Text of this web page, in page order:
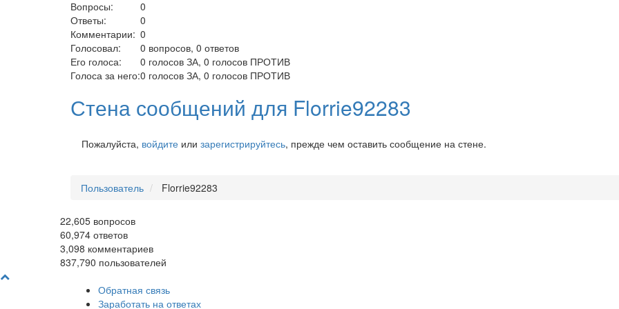
Вопросы:
0
Ответы:
0
Комментарии: 0
Голосовал:
0 вопросов, 0 ответов
Его голоса:
0 голосов ЗА, 0 голосов ПРОТИВ
Голоса за него:0 голосов ЗА, 0 голосов ПРОТИВ
Стена сообщений для Florrie92283
Пожалуйста, войдите или зарегистрируйтесь, прежде чем оставить сообщение на стене.
Пользователь Florrie92283
22,605 вопросов
60,974 ответов
3,098 комментариев
837,790 пользователей
Обратная связь
Заработать на ответах